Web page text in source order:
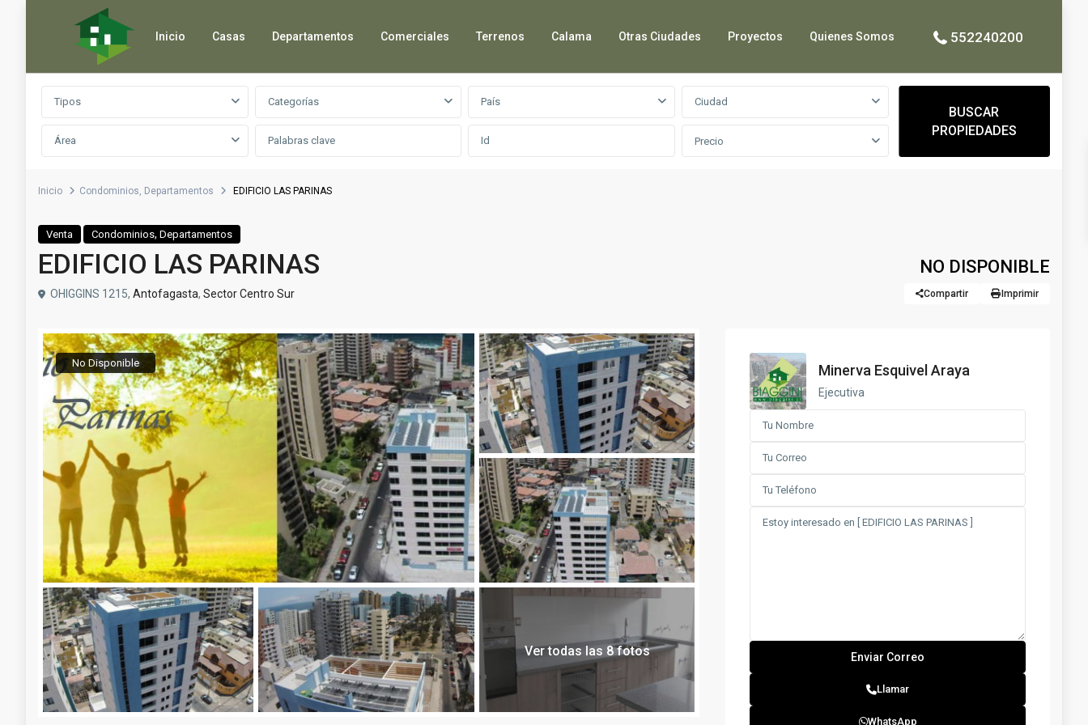
Inicio Casas Departamentos Comerciales Terrenos Calama Otras Ciudades Proyectos Quienes Somos 552240200
Búsqueda avanzada
Tipos Categorías País Ciudad
Área Precio
BUSCAR
PROPIEDADES
Inicio Condominios, Departamentos EDIFICIO LAS PARINAS
Venta Condominios, Departamentos
EDIFICIO LAS PARINAS NO DISPONIBLE
OHIGGINS 1215, Antofagasta, Sector Centro Sur Compartir Imprimir
No Disponible
Ver todas las 8 fotos
Minerva Esquivel Araya
Ejecutiva
Llamar
WhatsApp